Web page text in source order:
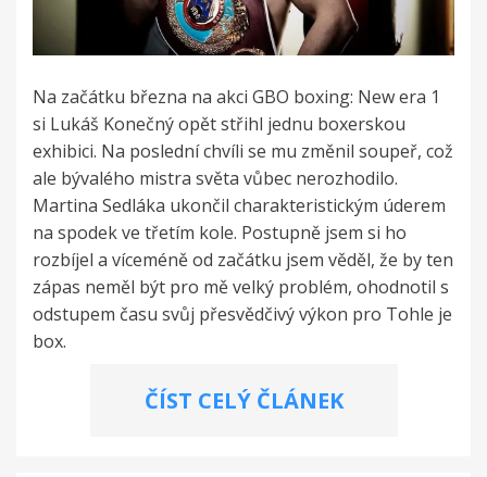
Na začátku března na akci GBO boxing: New era 1
si Lukáš Konečný opět střihl jednu boxerskou
exhibici. Na poslední chvíli se mu změnil soupeř, což
ale bývalého mistra světa vůbec nerozhodilo.
Martina Sedláka ukončil charakteristickým úderem
na spodek ve třetím kole. Postupně jsem si ho
rozbíjel a víceméně od začátku jsem věděl, že by ten
zápas neměl být pro mě velký problém, ohodnotil s
odstupem času svůj přesvědčivý výkon pro Tohle je
box.
ČÍST CELÝ ČLÁNEK